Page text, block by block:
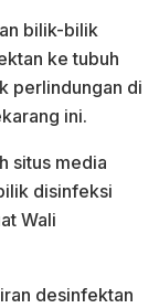
bilik-bilik
ke tubuh
perlindungan di
ini.
situs media
disinfeksi
Wali
desinfektan